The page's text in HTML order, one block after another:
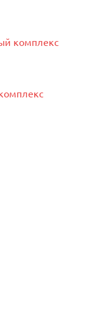
комплекс